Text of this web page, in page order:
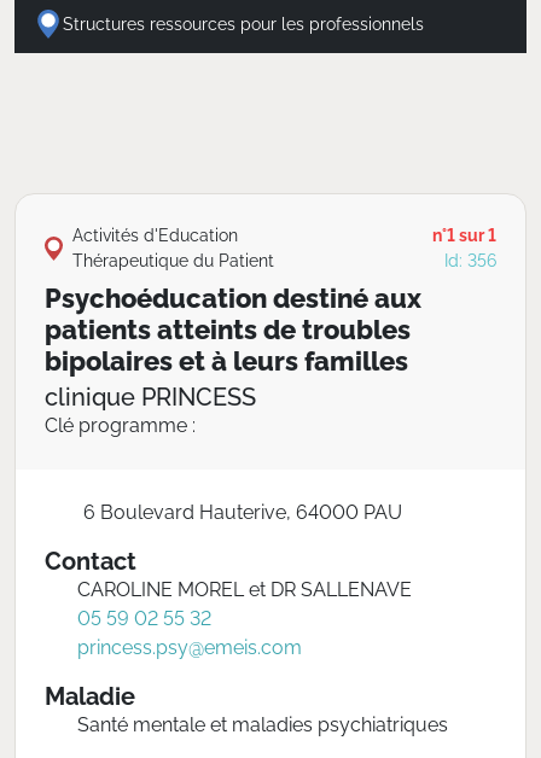
Structures ressources pour les professionnels
Activités d'Education
Thérapeutique du Patient
n°1 sur 1
Id: 356
Psychoéducation destiné aux
patients atteints de troubles
bipolaires et à leurs familles
clinique PRINCESS
Clé programme :
6 Boulevard Hauterive, 64000 PAU
Contact
CAROLINE MOREL et DR SALLENAVE
05 59 02 55 32
princess.psy@emeis.com
Maladie
Santé mentale et maladies psychiatriques